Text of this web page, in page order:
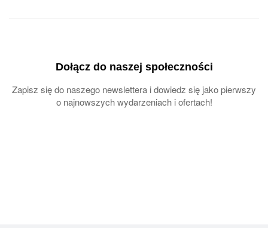
Dołącz do naszej społeczności
Zapisz się do naszego newslettera i dowiedz się jako pierwszy
o najnowszych wydarzeniach i ofertach!